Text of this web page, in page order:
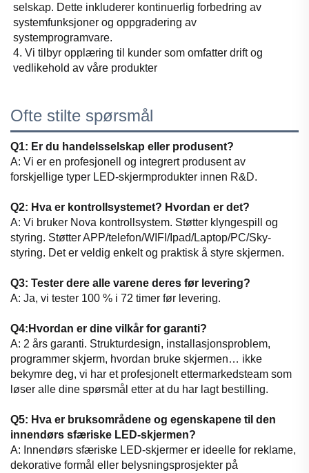
selskap. Dette inkluderer kontinuerlig forbedring av
systemfunksjoner og oppgradering av
systemprogramvare.
4. Vi tilbyr opplæring til kunder som omfatter drift og
vedlikehold av våre produkter
Ofte stilte spørsmål
Q1: Er du handelsselskap eller produsent?
A: Vi er en profesjonell og integrert produsent av
forskjellige typer LED-skjermprodukter innen R&D.
Q2: Hva er kontrollsystemet? Hvordan er det?
A: Vi bruker Nova kontrollsystem. Støtter klyngespill og
styring. Støtter APP/telefon/WIFI/Ipad/Laptop/PC/Sky-
styring. Det er veldig enkelt og praktisk å styre skjermen.
Q3: Tester dere alle varene deres før levering?
A: Ja, vi tester 100 % i 72 timer før levering.
Q4:Hvordan er dine vilkår for garanti?
A: 2 års garanti. Strukturdesign, installasjonsproblem,
programmer skjerm, hvordan bruke skjermen… ikke
bekymre deg, vi har et profesjonelt ettermarkedsteam som
løser alle dine spørsmål etter at du har lagt bestilling.
Q5: Hva er bruksområdene og egenskapene til den
innendørs sfæriske LED-skjermen?
A: Innendørs sfæriske LED-skjermer er ideelle for reklame,
dekorative formål eller belysningsprosjekter på